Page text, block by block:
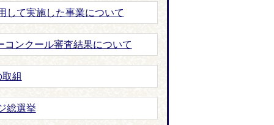
して実施した事業について
ンクール審査結果について
組
総選挙